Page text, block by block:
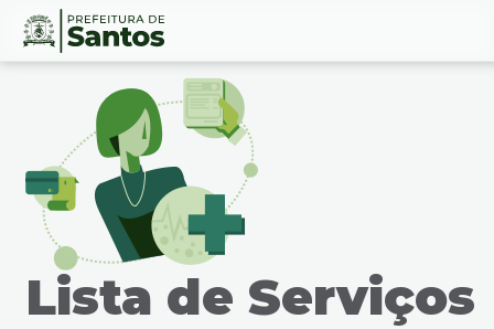
Ir
Conteúdo
Lista de Serviços